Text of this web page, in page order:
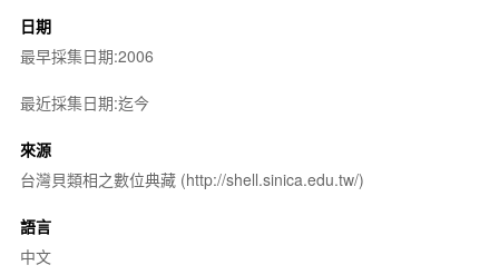
日期
最早採集日期:2006
最近採集日期:迄今
來源
台灣貝類相之數位典藏 (http://shell.sinica.edu.tw/)
語言
中文